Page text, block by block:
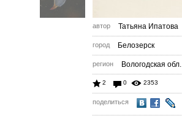
автор Татьяна Ипатова
город Белозерск
регион Вологодская обл.
2 0 2353
поделиться